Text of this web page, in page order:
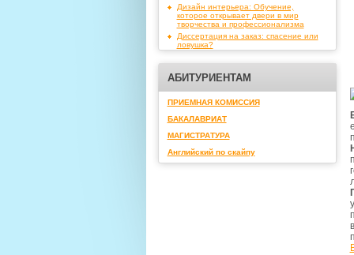
Дизайн интерьера: Обучение,
которое открывает двери в мир
творчества и профессионализма
Диссертация на заказ: спасение или
ловушка?
АБИТУРИЕНТАМ
ПРИЕМНАЯ КОМИССИЯ
БАКАЛАВРИАТ
МАГИСТРАТУРА
Английский по скайпу